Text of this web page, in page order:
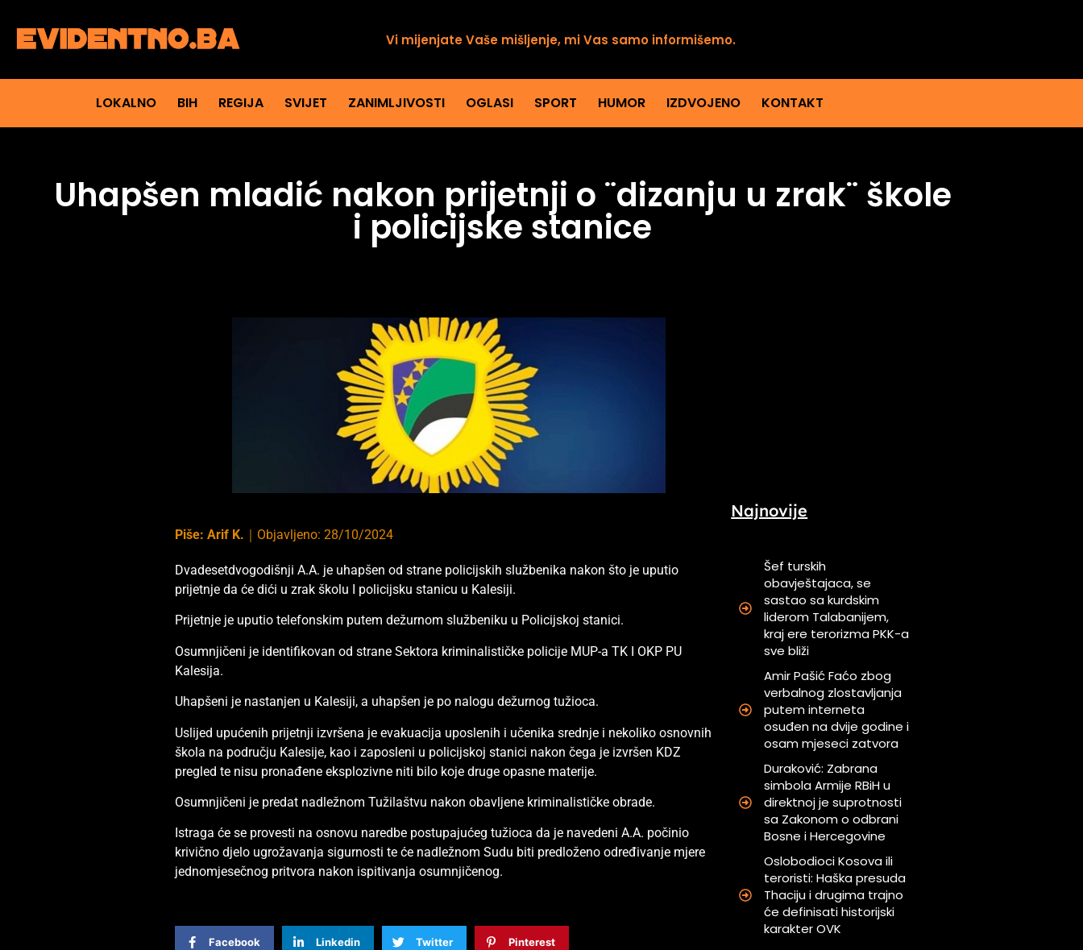
Vi mijenjate Vaše mišljenje, mi Vas samo informišemo.
LOKALNO BIH REGIJA SVIJET ZANIMLJIVOSTI OGLASI SPORT HUMOR IZDVOJENO KONTAKT
Uhapšen mladić nakon prijetnji o ¨dizanju u zrak¨ škole
i policijske stanice
Piše: Arif K. ｜ Objavljeno:28/10/2024
Dvadesetdvogodišnji A.A. je uhapšen od strane policijskih službenika nakon što je uputio
prijetnje da će dići u zrak školu I policijsku stanicu u Kalesiji.
Prijetnje je uputio telefonskim putem dežurnom službeniku u Policijskoj stanici.
Osumnjičeni je identifikovan od strane Sektora kriminalističke policije MUP-a TK I OKP PU
Kalesija.
Uhapšeni je nastanjen u Kalesiji, a uhapšen je po nalogu dežurnog tužioca.
Uslijed upućenih prijetnji izvršena je evakuacija uposlenih i učenika srednje i nekoliko osnovnih
škola na području Kalesije, kao i zaposleni u policijskoj stanici nakon čega je izvršen KDZ
pregled te nisu pronađene eksplozivne niti bilo koje druge opasne materije.
Osumnjičeni je predat nadležnom Tužilaštvu nakon obavljene kriminalističke obrade.
Istraga će se provesti na osnovu naredbe postupajućeg tužioca da je navedeni A.A. počinio
krivično djelo ugrožavanja sigurnosti te će nadležnom Sudu biti predloženo određivanje mjere
jednomjesečnog pritvora nakon ispitivanja osumnjičenog.
Facebook Linkedin Twitter Pinterest
Najnovije
Šef turskih
obavještajaca, se
sastao sa kurdskim
liderom Talabanijem,
kraj ere terorizma PKK-a
sve bliži
Amir Pašić Faćo zbog
verbalnog zlostavljanja
putem interneta
osuđen na dvije godine i
osam mjeseci zatvora
Duraković: Zabrana
simbola Armije RBiH u
direktnoj je suprotnosti
sa Zakonom o odbrani
Bosne i Hercegovine
Oslobodioci Kosova ili
teroristi: Haška presuda
Thaciju i drugima trajno
će definisati historijski
karakter OVK